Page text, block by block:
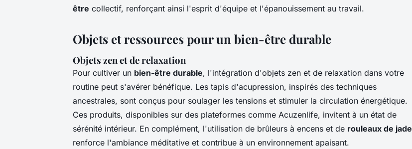
être collectif, renforçant ainsi l'esprit d'équipe et l'épanouissement au travail.
Objets et ressources pour un bien-être durable
Objets zen et de relaxation
Pour cultiver un bien-être durable, l'intégration d'objets zen et de relaxation dans votre
routine peut s'avérer bénéfique. Les tapis d'acupression, inspirés des techniques
ancestrales, sont conçus pour soulager les tensions et stimuler la circulation énergétique.
Ces produits, disponibles sur des plateformes comme Acuzenlife, invitent à un état de
sérénité intérieur. En complément, l'utilisation de brûleurs à encens et de rouleaux de jade
renforce l'ambiance méditative et contribue à un environnement apaisant.